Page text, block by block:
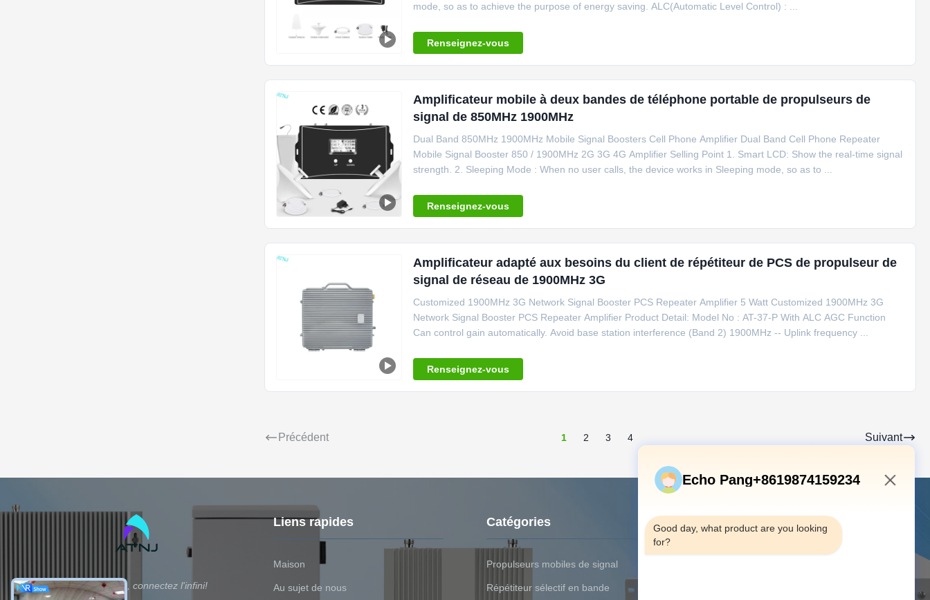
mode, so as to achieve the purpose of energy saving. ALC(Automatic Level Control) : ...
Renseignez-vous
Amplificateur mobile à deux bandes de téléphone portable de propulseurs de
signal de 850MHz 1900MHz
Dual Band 850MHz 1900MHz Mobile Signal Boosters Cell Phone Amplifier Dual Band Cell Phone Repeater
Mobile Signal Booster 850 / 1900MHz 2G 3G 4G Amplifier Selling Point 1. Smart LCD: Show the real-time signal
strength. 2. Sleeping Mode : When no user calls, the device works in Sleeping mode, so as to ...
Renseignez-vous
Amplificateur adapté aux besoins du client de répétiteur de PCS de propulseur de
signal de réseau de 1900MHz 3G
Customized 1900MHz 3G Network Signal Booster PCS Repeater Amplifier 5 Watt Customized 1900MHz 3G
Network Signal Booster PCS Repeater Amplifier Product Detail: Model No : AT-37-P With ALC AGC Function
Can control gain automatically. Avoid base station interference (Band 2) 1900MHz -- Uplink frequency ...
Renseignez-vous
Précédent 1 2 3 4 Suivant
Dirigez la pièce, connectez l'infini!
Liens rapides
Maison
Au sujet de nous
Catégories
Propulseurs mobiles de signal
Répétiteur sélectif en bande
Contactez-nous
Echo Pang+8619874159234
Good day, what product are you looking
for?